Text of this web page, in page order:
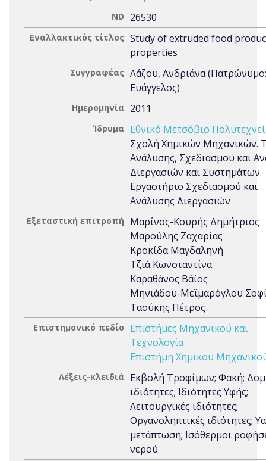
ND 26530
Εναλλακτικός τίτλος Study of extruded food
properties
Συγγραφέας Λάζου, Ανδριάνα (Πατρώνυμο:
Ευάγγελος)
Ημερομηνία 2011
Ίδρυμα
Εθνικό Μετσόβιο
Σχολή Χημικών Μηχανικών.
Ανάλυσης, Σχεδιασμού και
Διεργασιών και Συστημάτων.
Εργαστήριο Σχεδιασμού και
Ανάλυσης Διεργασιών
Εξεταστική επιτροπή
Μαρίνος-Κουρής Δημήτριος
Μαρούλης Ζαχαρίας
Κροκίδα Μαγδαληνή
Τζιά Κωνσταντίνα
Καραθάνος Βάϊος
Μηνιάδου-Μεϊμαρόγλου
Ταούκης Πέτρος
Επιστημονικό πεδίο
Επιστήμες Μηχανικού και
Τεχνολογία
Επιστήμη Χημικού
Λέξεις-κλειδιά
Εκβολή Τροφίμων; Φακή;
ιδιότητες; Ιδιότητες Υφής;
Λειτουργικές ιδιότητες;
Οργανοληπτικές ιδιότητες;
μετάπτωση; Ισόθερμοι
νερού